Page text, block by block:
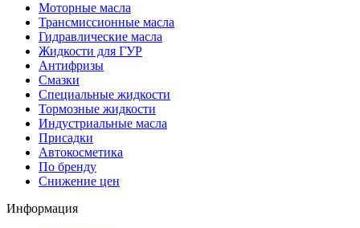
Моторные масла
Трансмиссионные масла
Гидравлические масла
Жидкости для ГУР
Антифризы
Смазки
Специальные жидкости
Тормозные жидкости
Индустриальные масла
Присадки
Автокосметика
По бренду
Снижение цен
Информация